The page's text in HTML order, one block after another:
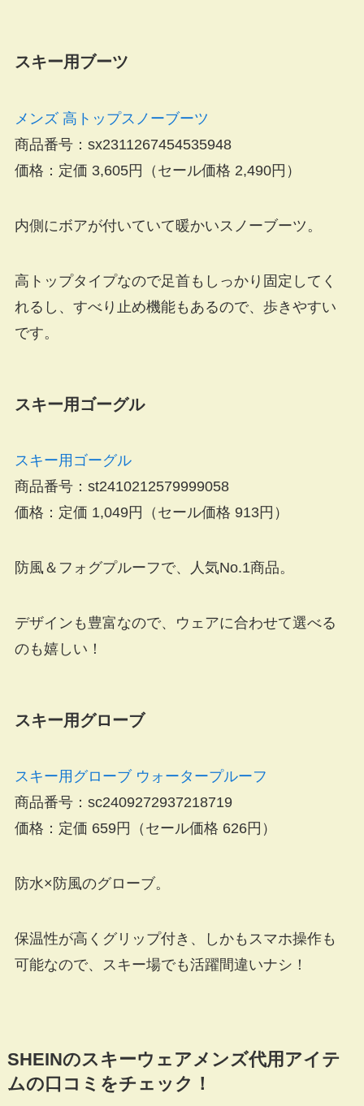
スキー用ブーツ
メンズ 高トップスノーブーツ
商品番号：sx2311267454535948
価格：定価 3,605円（ セール価格 2,490円 ）
内側にボアが付いていて暖かいスノーブーツ。
高トップタイプなので足首もしっかり固定してく
れるし、すべり止め機能もあるので、歩きやすい
です。
スキー用ゴーグル
スキー用ゴーグル
商品番号：st2410212579999058
価格：定価 1,049円（ セール価格 913円 ）
防風＆フォグプルーフで、人気No.1商品。
デザインも豊富なので、ウェアに合わせて選べる
のも嬉しい！
スキー用グローブ
スキー用グローブ ウォータープルーフ
商品番号：sc2409272937218719
価格：定価 659円（ セール価格 626円 ）
防水×防風のグローブ。
保温性が高くグリップ付き、しかもスマホ操作も
可能なので、スキー場でも活躍間違いナシ！
SHEINのスキーウェアメンズ代用アイテ
ムの口コミをチェック！